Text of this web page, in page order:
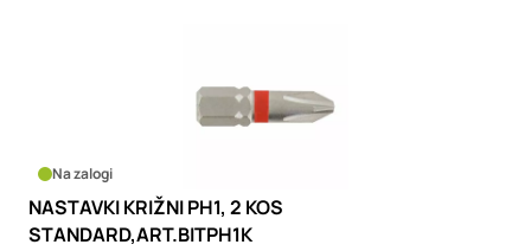
Na zalogi
NASTAVKI KRIŽNI PH1, 2 KOS
STANDARD,ART.BITPH1K